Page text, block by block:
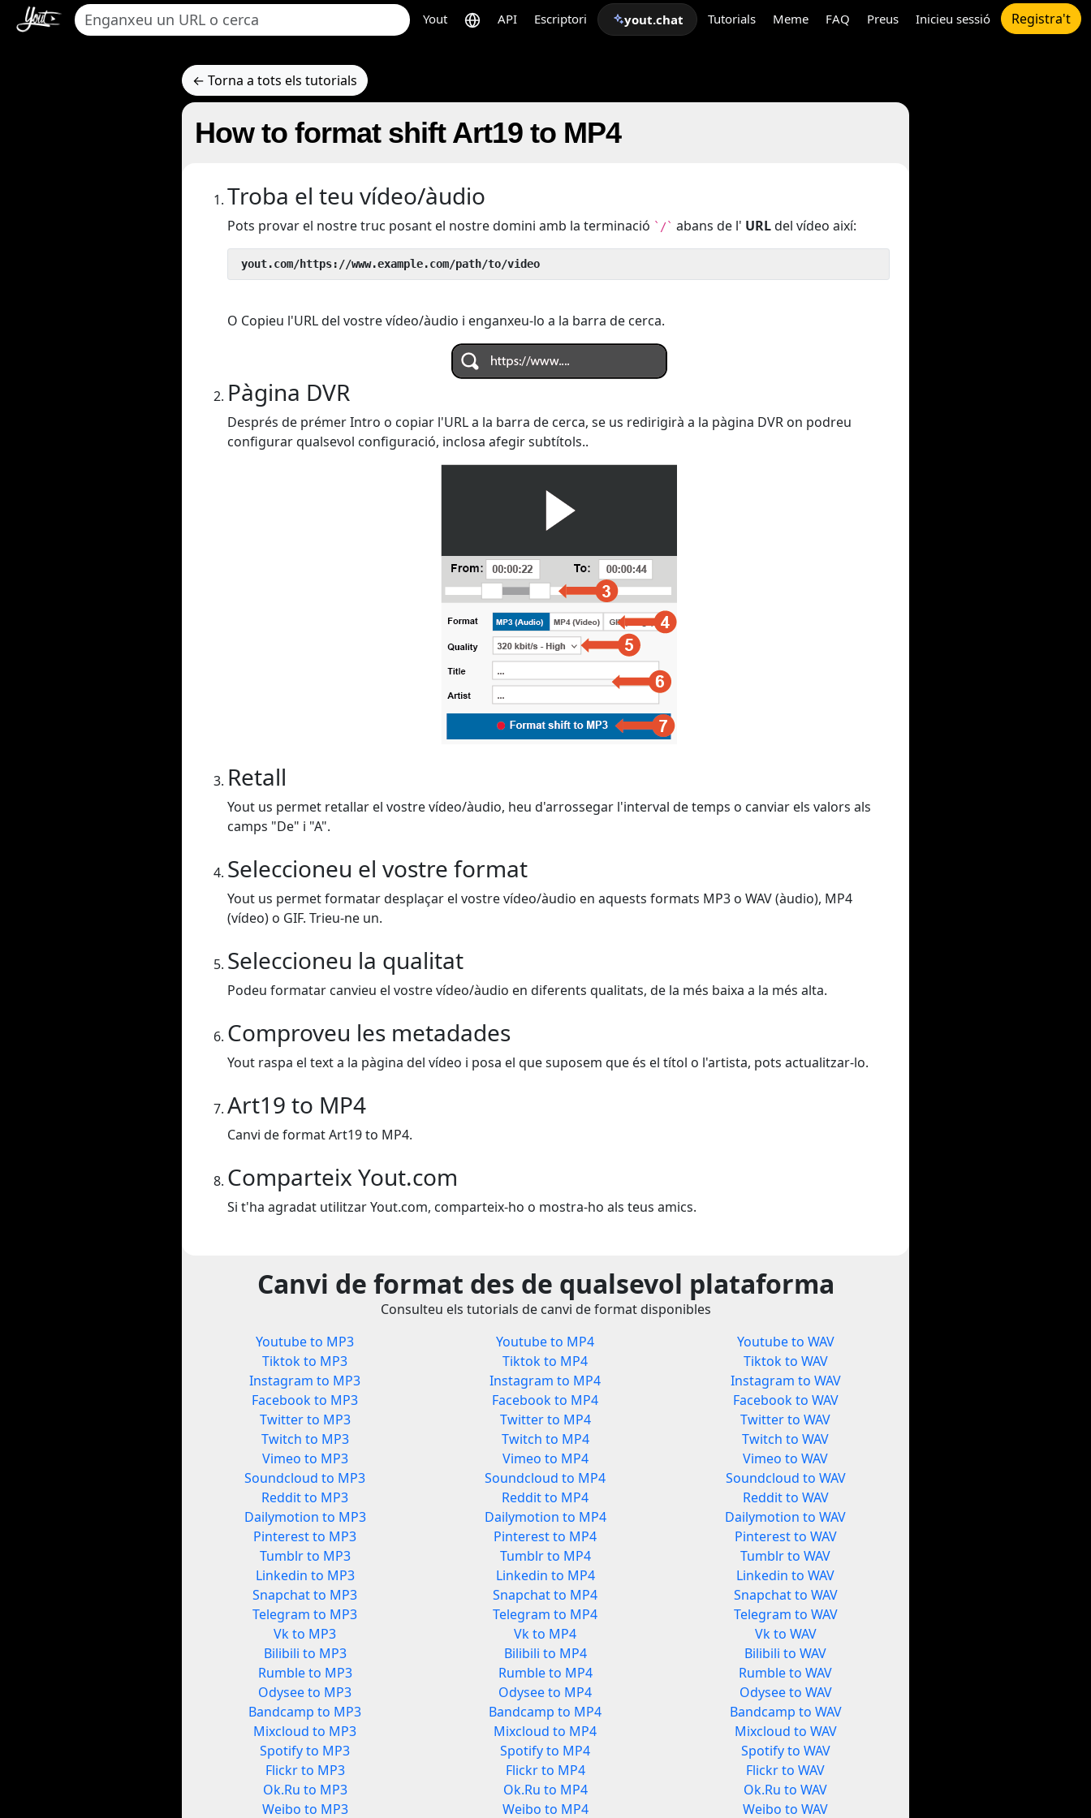
Yout API Escriptori yout.chat Tutorials Meme FAQ Preus Inicieu sessió Registra't
← Torna a tots els tutorials
How to format shift Art19 to MP4
Troba el teu vídeo/àudio
Pots provar el nostre truc posant el nostre domini amb la terminació `/` abans de l' URLdel vídeo així:
yout.com/https://www.example.com/path/to/video
O Copieu l'URL del vostre vídeo/àudio i enganxeu-lo a la barra de cerca.
Pàgina DVR
Després de prémer Intro o copiar l'URL a la barra de cerca, se us redirigirà a la pàgina DVR on podreu
configurar qualsevol configuració, inclosa afegir subtítols..
Retall
Yout us permet retallar el vostre vídeo/àudio, heu d'arrossegar l'interval de temps o canviar els valors als
camps "De" i "A".
Seleccioneu el vostre format
Yout us permet formatar desplaçar el vostre vídeo/àudio en aquests formats MP3 o WAV (àudio), MP4
(vídeo) o GIF. Trieu-ne un.
Seleccioneu la qualitat
Podeu formatar canvieu el vostre vídeo/àudio en diferents qualitats, de la més baixa a la més alta.
Comproveu les metadades
Yout raspa el text a la pàgina del vídeo i posa el que suposem que és el títol o l'artista, pots actualitzar-lo.
Art19 to MP4
Canvi de format Art19 to MP4.
Comparteix Yout.com
Si t'ha agradat utilitzar Yout.com, comparteix-ho o mostra-ho als teus amics.
Canvi de format des de qualsevol plataforma
Consulteu els tutorials de canvi de format disponibles
Youtube to MP3
Tiktok to MP3
Instagram to MP3
Facebook to MP3
Twitter to MP3
Twitch to MP3
Vimeo to MP3
Soundcloud to MP3
Reddit to MP3
Dailymotion to MP3
Pinterest to MP3
Tumblr to MP3
Linkedin to MP3
Snapchat to MP3
Telegram to MP3
Vk to MP3
Bilibili to MP3
Rumble to MP3
Odysee to MP3
Bandcamp to MP3
Mixcloud to MP3
Spotify to MP3
Flickr to MP3
Ok.Ru to MP3
Weibo to MP3
Youtube to MP4
Tiktok to MP4
Instagram to MP4
Facebook to MP4
Twitter to MP4
Twitch to MP4
Vimeo to MP4
Soundcloud to MP4
Reddit to MP4
Dailymotion to MP4
Pinterest to MP4
Tumblr to MP4
Linkedin to MP4
Snapchat to MP4
Telegram to MP4
Vk to MP4
Bilibili to MP4
Rumble to MP4
Odysee to MP4
Bandcamp to MP4
Mixcloud to MP4
Spotify to MP4
Flickr to MP4
Ok.Ru to MP4
Weibo to MP4
Youtube to WAV
Tiktok to WAV
Instagram to WAV
Facebook to WAV
Twitter to WAV
Twitch to WAV
Vimeo to WAV
Soundcloud to WAV
Reddit to WAV
Dailymotion to WAV
Pinterest to WAV
Tumblr to WAV
Linkedin to WAV
Snapchat to WAV
Telegram to WAV
Vk to WAV
Bilibili to WAV
Rumble to WAV
Odysee to WAV
Bandcamp to WAV
Mixcloud to WAV
Spotify to WAV
Flickr to WAV
Ok.Ru to WAV
Weibo to WAV